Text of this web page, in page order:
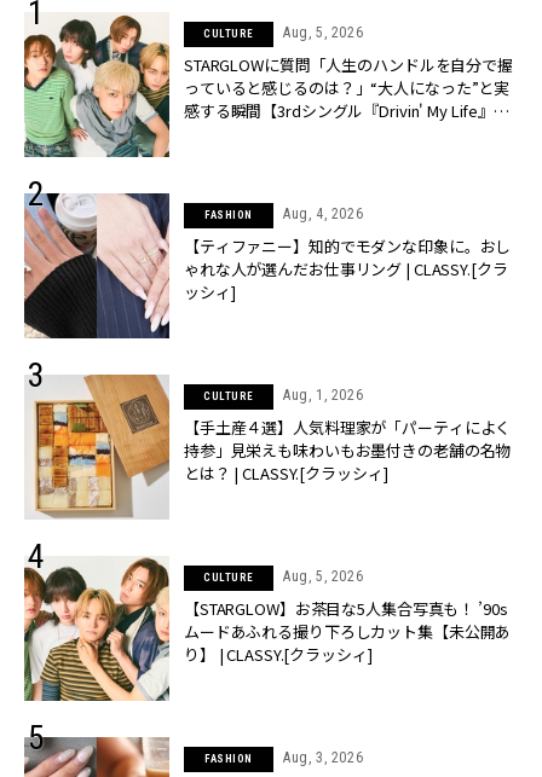
CULTURE Aug, 5, 2026
STARGLOWに質問「人生のハンドルを自分で握
っていると感じるのは？」“大️人になった”と実
感する瞬間【3rdシングル『Drivin' My Life』発
FASHION Aug, 4, 2026
【ティファニー】知的でモダンな印象に。おし
ゃれな人が選んだお仕事リング | CLASSY.[クラ
ッシィ]
CULTURE Aug, 1, 2026
【手土産４選】人気料理家が「パーティによく
持参」見栄えも味わいもお墨付きの老舗の名物
とは？ | CLASSY.[クラッシィ]
CULTURE Aug, 5, 2026
【STARGLOW】お茶目な5人集合写真も！ ’90s
ムードあふれる撮り下ろしカット集【未公開あ
り】 | CLASSY.[クラッシィ]
FASHION Aug, 3, 2026